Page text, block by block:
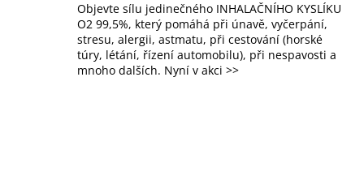
Objevte sílu jedinečného INHALAČNÍHO KYSLÍKU
O2 99,5%, který pomáhá při únavě, vyčerpání,
stresu, alergii, astmatu, při cestování (horské
túry, létání, řízení automobilu), při nespavosti a
mnoho dalších. Nyní v akci >>